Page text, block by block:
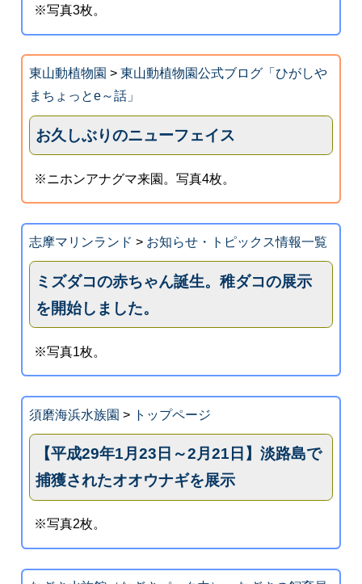
※写真3枚。
東山動植物園 > 東山動植物園公式ブログ「ひがしや
まちょっとe～話」
お久しぶりのニューフェイス
※ニホンアナグマ来園。写真4枚。
志摩マリンランド > お知らせ・トピックス情報一覧
ミズダコの赤ちゃん誕生。稚ダコの展示
を開始しました。
※写真1枚。
須磨海浜水族園 > トップページ
【平成29年1月23日～2月21日】淡路島で
捕獲されたオオウナギを展示
※写真2枚。